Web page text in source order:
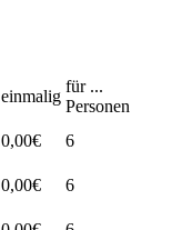
einmalig
für ...
Personen
0,00€
6
0,00€
6